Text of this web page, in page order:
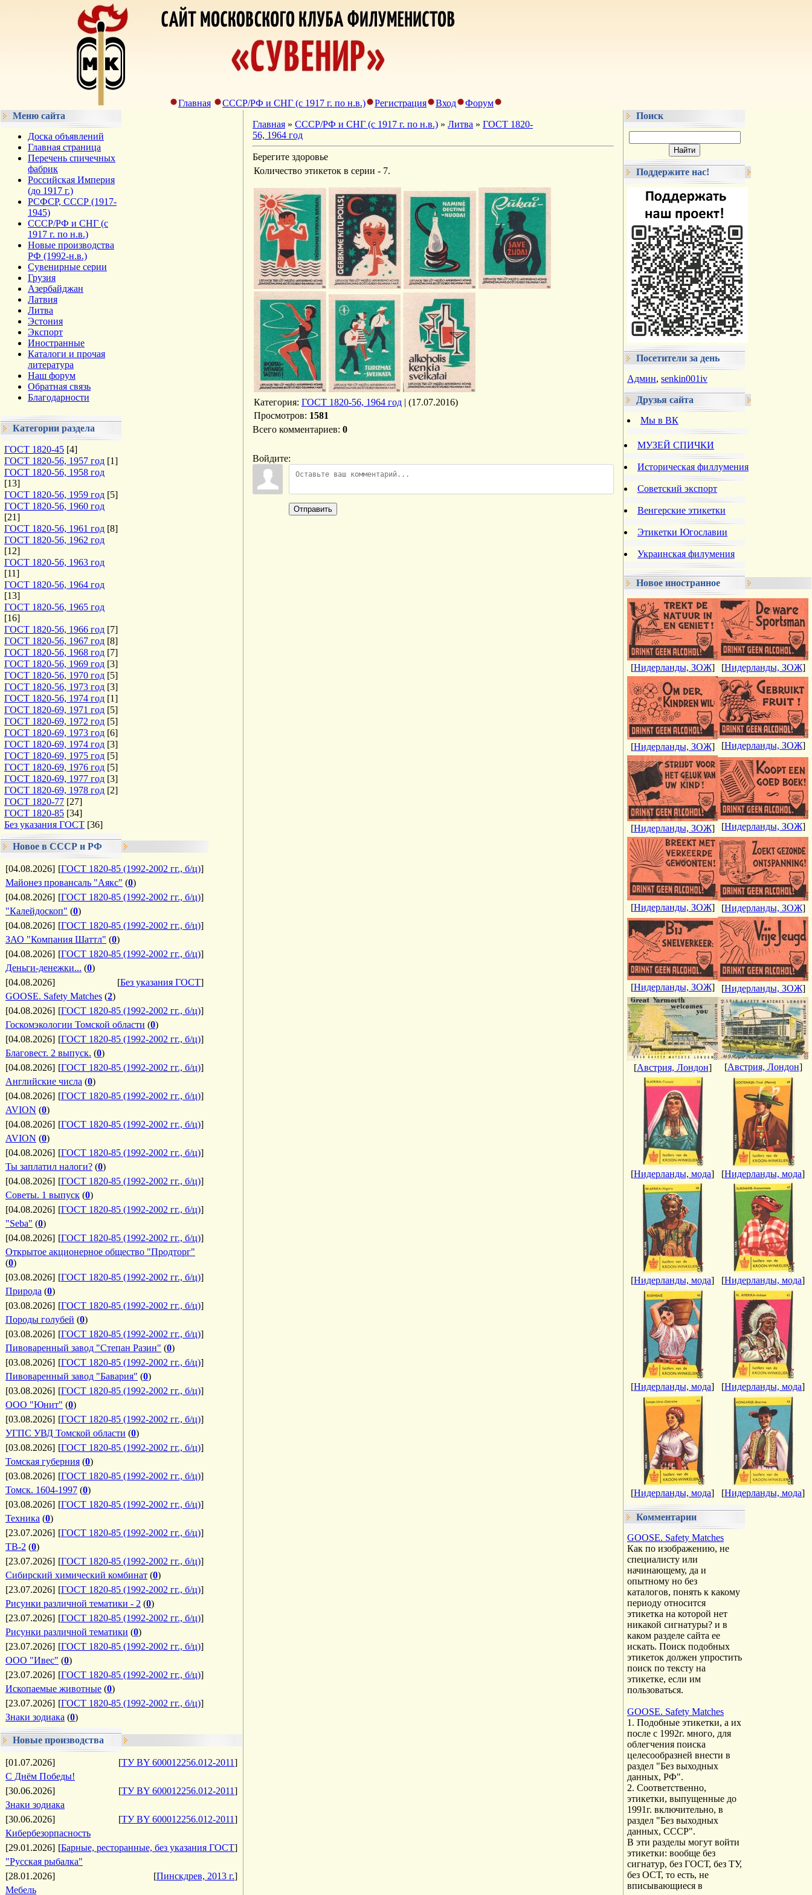
Главная СССР/РФ и СНГ (с 1917 г. по н.в.) Регистрация Вход
Форум
Меню сайта
Доска объявлений
Главная страница
Перечень спичечных
фабрик
Российская Империя
(до 1917 г.)
РСФСР, СССР (1917-
1945)
СССР/РФ и СНГ (с
1917 г. по н.в.)
Новые производства
РФ (1992-н.в.)
Сувенирные серии
Грузия
Азербайджан
Латвия
Литва
Эстония
Экспорт
Иностранные
Каталоги и прочая
литература
Наш форум
Обратная связь
Благодарности
Категории раздела
ГОСТ 1820-45 [4]
ГОСТ 1820-56, 1957 год [1]
ГОСТ 1820-56, 1958 год
[13]
ГОСТ 1820-56, 1959 год [5]
ГОСТ 1820-56, 1960 год
[21]
ГОСТ 1820-56, 1961 год [8]
ГОСТ 1820-56, 1962 год
[12]
ГОСТ 1820-56, 1963 год
[11]
ГОСТ 1820-56, 1964 год
[13]
ГОСТ 1820-56, 1965 год
[16]
ГОСТ 1820-56, 1966 год [7]
ГОСТ 1820-56, 1967 год [8]
ГОСТ 1820-56, 1968 год [7]
ГОСТ 1820-56, 1969 год [3]
ГОСТ 1820-56, 1970 год [5]
ГОСТ 1820-56, 1973 год [3]
ГОСТ 1820-56, 1974 год [1]
ГОСТ 1820-69, 1971 год [5]
ГОСТ 1820-69, 1972 год [5]
ГОСТ 1820-69, 1973 год [6]
ГОСТ 1820-69, 1974 год [3]
ГОСТ 1820-69, 1975 год [5]
ГОСТ 1820-69, 1976 год [5]
ГОСТ 1820-69, 1977 год [3]
ГОСТ 1820-69, 1978 год [2]
ГОСТ 1820-77 [27]
ГОСТ 1820-85 [34]
Без указания ГОСТ [36]
Новое в СССР и РФ
[04.08.2026] [ГОСТ 1820-85 (1992-2002 гг., б/ц)]
Майонез провансаль "Аякс" (0)
[04.08.2026] [ГОСТ 1820-85 (1992-2002 гг., б/ц)]
"Калейдоскоп" (0)
[04.08.2026] [ГОСТ 1820-85 (1992-2002 гг., б/ц)]
ЗАО "Компания Шаттл" (0)
[04.08.2026] [ГОСТ 1820-85 (1992-2002 гг., б/ц)]
Деньги-денежки... (0)
[04.08.2026]
[Без указания ГОСТ]
GOOSE. Safety Matches (2)
[04.08.2026] [ГОСТ 1820-85 (1992-2002 гг., б/ц)]
Госкомэкологии Томской области (0)
[04.08.2026] [ГОСТ 1820-85 (1992-2002 гг., б/ц)]
Благовест. 2 выпуск. (0)
[04.08.2026] [ГОСТ 1820-85 (1992-2002 гг., б/ц)]
Английские числа (0)
[04.08.2026] [ГОСТ 1820-85 (1992-2002 гг., б/ц)]
AVION (0)
[04.08.2026] [ГОСТ 1820-85 (1992-2002 гг., б/ц)]
AVION (0)
[04.08.2026] [ГОСТ 1820-85 (1992-2002 гг., б/ц)]
Ты заплатил налоги? (0)
[04.08.2026] [ГОСТ 1820-85 (1992-2002 гг., б/ц)]
Советы. 1 выпуск (0)
[04.08.2026] [ГОСТ 1820-85 (1992-2002 гг., б/ц)]
"Seba" (0)
[04.08.2026] [ГОСТ 1820-85 (1992-2002 гг., б/ц)]
Открытое акционерное общество "Продторг"
(0)
[03.08.2026] [ГОСТ 1820-85 (1992-2002 гг., б/ц)]
Природа (0)
[03.08.2026] [ГОСТ 1820-85 (1992-2002 гг., б/ц)]
Породы голубей (0)
[03.08.2026] [ГОСТ 1820-85 (1992-2002 гг., б/ц)]
Пивоваренный завод "Степан Разин" (0)
[03.08.2026] [ГОСТ 1820-85 (1992-2002 гг., б/ц)]
Пивоваренный завод "Бавария" (0)
[03.08.2026] [ГОСТ 1820-85 (1992-2002 гг., б/ц)]
ООО "Юнит" (0)
[03.08.2026] [ГОСТ 1820-85 (1992-2002 гг., б/ц)]
УГПС УВД Томской области (0)
[03.08.2026] [ГОСТ 1820-85 (1992-2002 гг., б/ц)]
Томская губерния (0)
[03.08.2026] [ГОСТ 1820-85 (1992-2002 гг., б/ц)]
Томск. 1604-1997 (0)
[03.08.2026] [ГОСТ 1820-85 (1992-2002 гг., б/ц)]
Техника (0)
[23.07.2026] [ГОСТ 1820-85 (1992-2002 гг., б/ц)]
ТВ-2 (0)
[23.07.2026] [ГОСТ 1820-85 (1992-2002 гг., б/ц)]
Сибирский химический комбинат (0)
[23.07.2026] [ГОСТ 1820-85 (1992-2002 гг., б/ц)]
Рисунки различной тематики - 2 (0)
[23.07.2026] [ГОСТ 1820-85 (1992-2002 гг., б/ц)]
Рисунки различной тематики (0)
[23.07.2026] [ГОСТ 1820-85 (1992-2002 гг., б/ц)]
ООО "Ивес" (0)
[23.07.2026] [ГОСТ 1820-85 (1992-2002 гг., б/ц)]
Ископаемые животные (0)
[23.07.2026] [ГОСТ 1820-85 (1992-2002 гг., б/ц)]
Знаки зодиака (0)
Новые производства
[01.07.2026] [ТУ BY 600012256.012-2011]
С Днём Победы!
[30.06.2026]
[ТУ BY 600012256.012-2011]
Знаки зодиака
[30.06.2026]
[ТУ BY 600012256.012-2011]
Кибербезорпасность
[29.01.2026] [Барные, ресторанные, без указания ГОСТ]
"Русская рыбалка"
[28.01.2026]
[Пинскдрев, 2013 г.]
Мебель
Главная » СССР/РФ и СНГ (с 1917 г. по н.в.) » Литва » ГОСТ 1820-
56, 1964 год
Берегите здоровье
Количество этикеток в серии - 7.
Категория: ГОСТ 1820-56, 1964 год | (17.07.2016)
Просмотров: 1581
Всего комментариев: 0
Войдите:
Отправить
Поиск
Поддержите нас!
Посетители за день
Админ, senkin001iv
Друзья сайта
Мы в ВК
МУЗЕЙ СПИЧКИ
Историческая филлумения
Советский экспорт
Венгерские этикетки
Этикетки Югославии
Украинская филумения
Новое иностранное
[Нидерланды, ЗОЖ] [Нидерланды, ЗОЖ]
[Нидерланды, ЗОЖ] [Нидерланды, ЗОЖ]
[Нидерланды, ЗОЖ] [Нидерланды, ЗОЖ]
[Нидерланды, ЗОЖ] [Нидерланды, ЗОЖ]
[Нидерланды, ЗОЖ] [Нидерланды, ЗОЖ]
[Австрия, Лондон] [Австрия, Лондон]
[Нидерланды, мода] [Нидерланды, мода]
[Нидерланды, мода] [Нидерланды, мода]
[Нидерланды, мода] [Нидерланды, мода]
[Нидерланды, мода] [Нидерланды, мода]
Комментарии
GOOSE. Safety Matches
Как по изображению, не
специалисту или
начинающему, да и
опытному но без
каталогов, понять к какому
периоду относится
этикетка на которой нет
никакой сигнатуры? и в
каком разделе сайта ее
искать. Поиск подобных
этикеток должен упростить
поиск по тексту на
этикетке, если им
пользоваться.
GOOSE. Safety Matches
1. Подобные этикетки, а их
после с 1992г. много, для
облегчения поиска
целесообразней внести в
раздел "Без выходных
данных, РФ".
2. Соответственно,
этикетки, выпущенные до
1991г. включительно, в
раздел "Без выходных
данных, СССР".
В эти разделы могут войти
этикетки: вообще без
сигнатур, без ГОСТ, без ТУ,
без ОСТ, то есть, не
вписывающиеся в